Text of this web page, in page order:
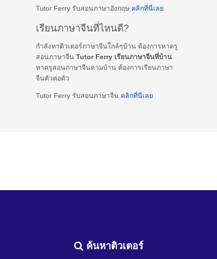
Tutor Ferry รับสอนภาษาอังกฤษ คลิกที่นี่เลย
เรียนภาษาจีนที่ไหนดี?
กำลังหาติวเตอร์ภาษาจีนใกล้ๆบ้าน ต้องการหาครู
สอนภาษาจีน Tutor Ferry เรียนภาษาจีนที่บ้าน
หาครูสอนภาษาจีนตามบ้าน ต้องการเรียนภาษา
จีนตัวต่อตัว
Tutor Ferry รับสอนภาษาจีน คลิกที่นี่เลย
ค้นหาติวเตอร์